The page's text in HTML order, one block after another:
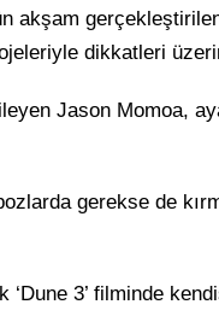
akşam
dikkatleri
Jason Momoa,
gerekse de
‘Dune 3’ filminde